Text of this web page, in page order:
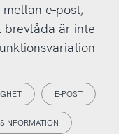
e-post,
brevlåda är inte
E-POST